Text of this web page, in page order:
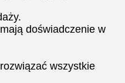
doświadczenie w
wszystkie